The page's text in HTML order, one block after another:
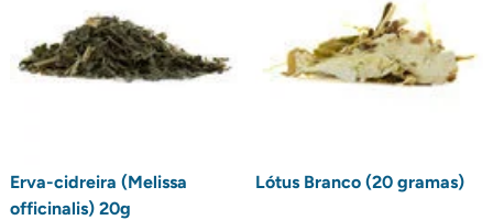
Erva-cidreira (Melissa
officinalis) 20g
Lótus Branco (20 gramas)